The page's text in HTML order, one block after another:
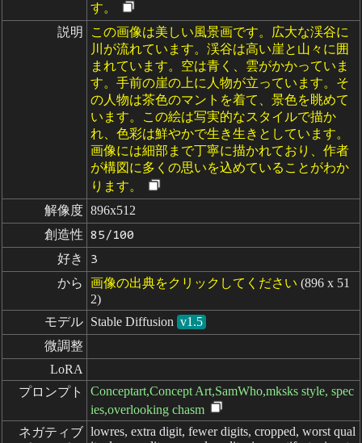
す。
説明
この画像は美しい風景画です。広大な渓谷に
川が流れています。渓谷は高い崖と山々に囲
まれています。空は青く、雲がかかっていま
す。手前の崖の上に人物が立っています。そ
の人物は茶色のマントを着て、景色を眺めて
います。この絵は写実的なスタイルで描か
れ、色彩は鮮やかで生き生きとしています。
画像には細部まで丁寧に描かれており、作者
が構図に多くの思いを込めていることがわか
ります。
解像度 896x512
創造性
85/100
好き 3
から 画像の出典をクリックしてください (896 x 51
2)
モデル Stable Diffusion v1.5
微調整
LoRA
プロンプト
Conceptart,Concept Art,SamWho,mksks style, spec
ies,overlooking chasm
ネガティブ lowres, extra digit, fewer digits, cropped, worst qual